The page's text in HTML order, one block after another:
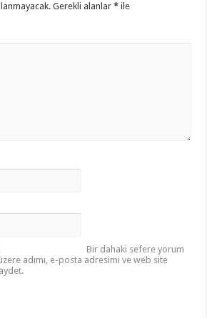
Gerekli alanlar* ile
Bir dahaki sefere yorum
adımı, e-posta adresimi ve web site